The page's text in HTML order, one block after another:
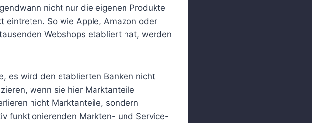
nicht nur die eigenen Produkte
eintreten. So wie Apple, Amazon oder
Webshops etabliert hat, werden
es wird den etablierten Banken nicht
wenn sie hier Marktanteile
nicht Marktanteile, sondern
funktionierenden Markten- und Service-